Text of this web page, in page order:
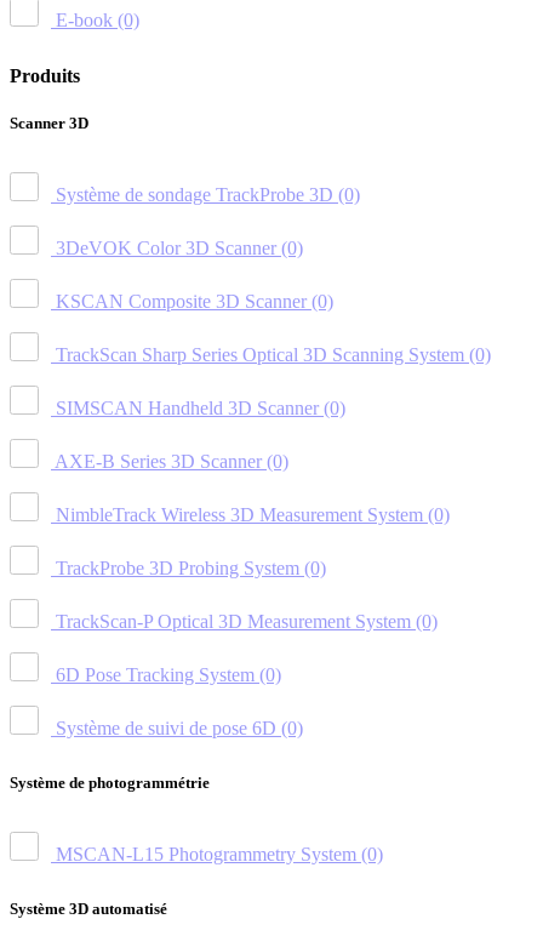
E-book (0)
Produits
Scanner 3D
Système de sondage TrackProbe 3D (0)
3DeVOK Color 3D Scanner (0)
KSCAN Composite 3D Scanner (0)
TrackScan Sharp Series Optical 3D Scanning System (0)
SIMSCAN Handheld 3D Scanner (0)
AXE-B Series 3D Scanner (0)
NimbleTrack Wireless 3D Measurement System (0)
TrackProbe 3D Probing System (0)
TrackScan-P Optical 3D Measurement System (0)
6D Pose Tracking System (0)
Système de suivi de pose 6D (0)
Système de photogrammétrie
MSCAN-L15 Photogrammetry System (0)
Système 3D automatisé